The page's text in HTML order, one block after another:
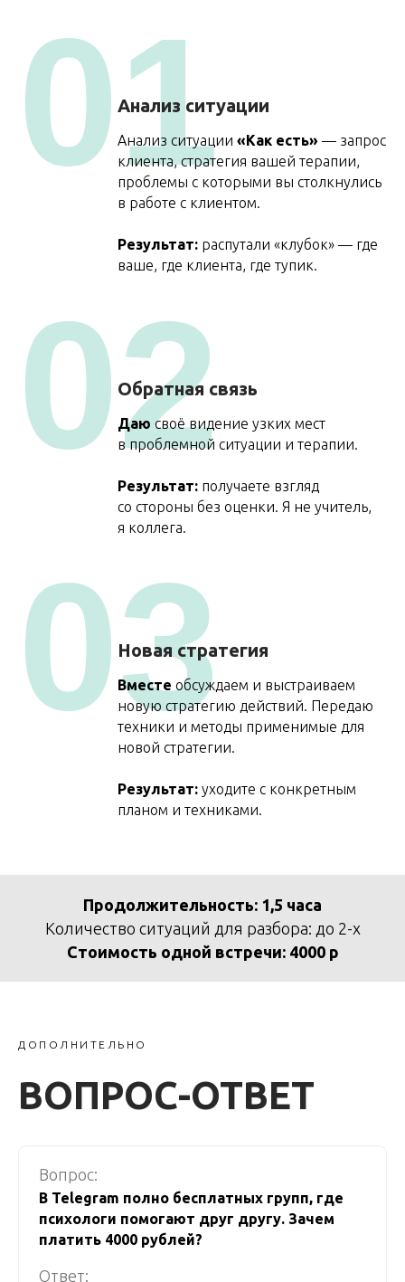
Анализ ситуации
Анализ ситуации «Как есть» — запрос
клиента, стратегия вашей терапии,
проблемы с которыми вы столкнулись
в работе с клиентом.
Результат: распутали «клубок» — где
ваше, где клиента, где тупик.
01
Обратная связь
Даю своё видение узких мест
в проблемной ситуации и терапии.
Результат: получаете взгляд
со стороны без оценки. Я не учитель,
я коллега.
02
Новая стратегия
Вместе обсуждаем и выстраиваем
новую стратегию действий. Передаю
техники и методы применимые для
новой стратегии.
Результат: уходите с конкретным
планом и техниками.
03
Продолжительность: 1,5 часа
Количество ситуаций для разбора: до 2-х
Стоимость одной встречи: 4000 р
ДОПОЛНИТЕЛЬНО
ВОПРОС-ОТВЕТ
Вопрос:
В Telegram полно бесплатных групп, где
психологи помогают друг другу. Зачем
платить 4000 рублей?
Ответ: